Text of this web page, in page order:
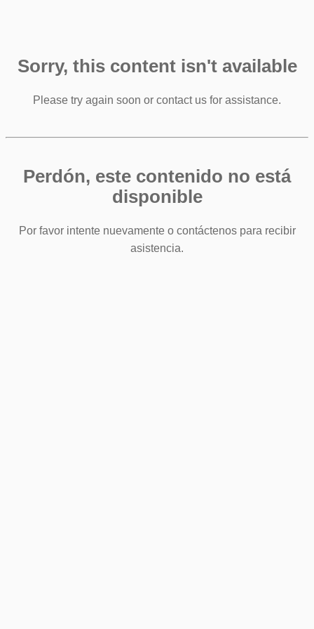
Sorry, this content isn't available
Please try again soon or contact us for assistance.
Perdón, este contenido no está
disponible
Por favor intente nuevamente o contáctenos para recibir
asistencia.